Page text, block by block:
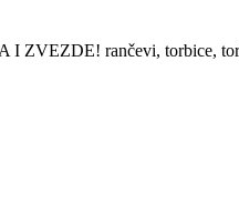
ZVEZDE! rančevi, torbice,